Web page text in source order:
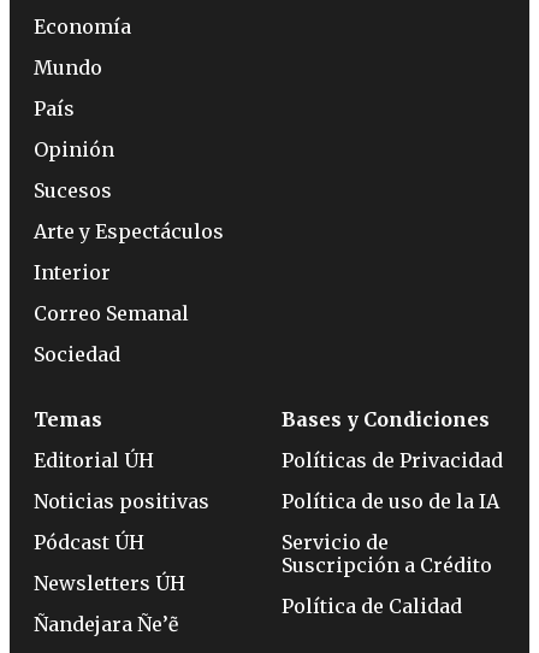
Economía
Mundo
País
Opinión
Sucesos
Arte y Espectáculos
Interior
Correo Semanal
Sociedad
Temas
Editorial ÚH
Noticias positivas
Pódcast ÚH
Newsletters ÚH
Ñandejara Ñe’ẽ
Bases y Condiciones
Políticas de Privacidad
Política de uso de la IA
Servicio de
Suscripción a Crédito
Política de Calidad